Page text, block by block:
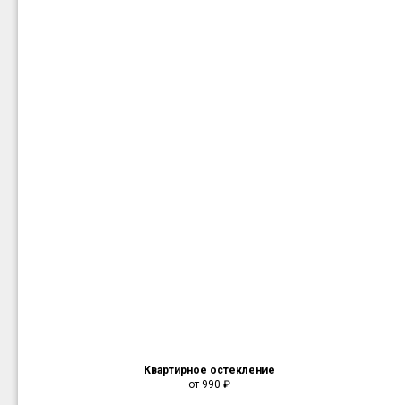
Квартирное остекление
от 990 ₽